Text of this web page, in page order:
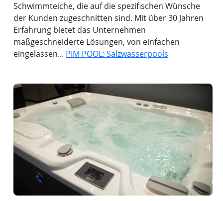
Schwimmteiche, die auf die spezifischen Wünsche
der Kunden zugeschnitten sind. Mit über 30 Jahren
Erfahrung bietet das Unternehmen
maßgeschneiderte Lösungen, von einfachen
eingelassen... PIM POOL: Salzwasserpools